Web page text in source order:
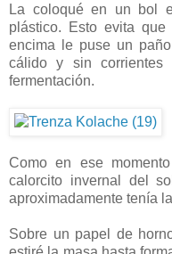
La coloqué en un bol
plástico. Esto evita que
encima le puse un
cálido y sin
fermentación.
Como en ese
calorcito invernal del
aproximadamente tenía
Sobre un papel de